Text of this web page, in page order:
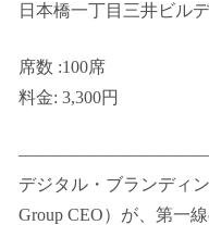
日本橋一丁目三井ビル
席数 :100席
料金: 3,300円
デジタル・ブランディ
Group CEO）が、第一